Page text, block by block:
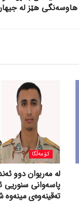
هاوسەنگی هێز لە
کۆمەڵگا
لە مەریوان دوو
پاسەوانی سنوریی
تەقینەوەی